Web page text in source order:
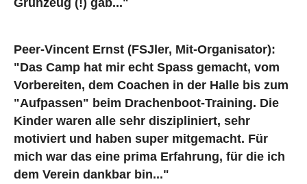
Grünzeug (!) gab..."
Peer-Vincent Ernst (FSJler, Mit-Organisator):
"Das Camp hat mir echt Spass gemacht, vom
Vorbereiten, dem Coachen in der Halle bis zum
"Aufpassen" beim Drachenboot-Training. Die
Kinder waren alle sehr diszipliniert, sehr
motiviert und haben super mitgemacht. Für
mich war das eine prima Erfahrung, für die ich
dem Verein dankbar bin..."